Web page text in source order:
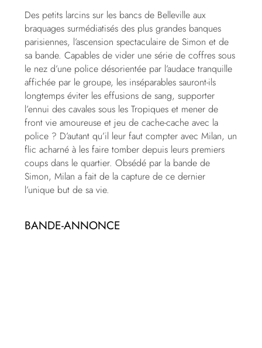
Des petits larcins sur les bancs de Belleville aux
braquages surmédiatisés des plus grandes banques
parisiennes, l’ascension spectaculaire de Simon et de
sa bande. Capables de vider une série de coffres sous
le nez d’une police désorientée par l’audace tranquille
affichée par le groupe, les inséparables sauront-ils
longtemps éviter les effusions de sang, supporter
l’ennui des cavales sous les Tropiques et mener de
front vie amoureuse et jeu de cache-cache avec la
police ? D’autant qu’il leur faut compter avec Milan, un
flic acharné à les faire tomber depuis leurs premiers
coups dans le quartier. Obsédé par la bande de
Simon, Milan a fait de la capture de ce dernier
l’unique but de sa vie.
BANDE-ANNONCE